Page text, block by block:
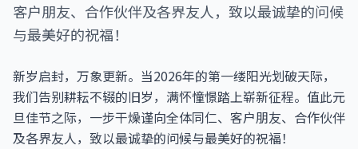
客户朋友、合作伙伴及各界友人，致以最诚挚的问候
与最美好的祝福！
新岁启封，万象更新。当2026年的第一缕阳光划破天际，
我们告别耕耘不辍的旧岁，满怀憧憬踏上崭新征程。值此元
旦佳节之际，一步干燥谨向全体同仁、客户朋友、合作伙伴
及各界友人，致以最诚挚的问候与最美好的祝福！